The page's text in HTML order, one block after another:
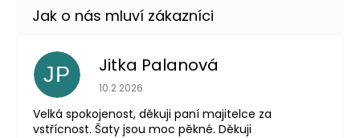
JP Jitka Palanová
Hodnocení obchodu je 5 z 5 hvězdiček.
10.2.2026
Velká spokojenost, děkuji paní majitelce za
vstřícnost. Šaty jsou moc pěkné. Děkuji